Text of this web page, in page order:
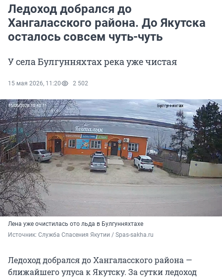
Ледоход добрался до
Хангаласского района. До Якутска
осталось совсем чуть-чуть
У села Булгунняхтах река уже чистая
15 мая 2026, 11:20 2 502
Лена уже очистилась ото льда в Булгунняхтахе
Источник: Служба Спасения Якутии / Spas-sakha.ru
Ледоход добрался до Хангаласского района —
ближайшего улуса к Якутску. За сутки ледоход